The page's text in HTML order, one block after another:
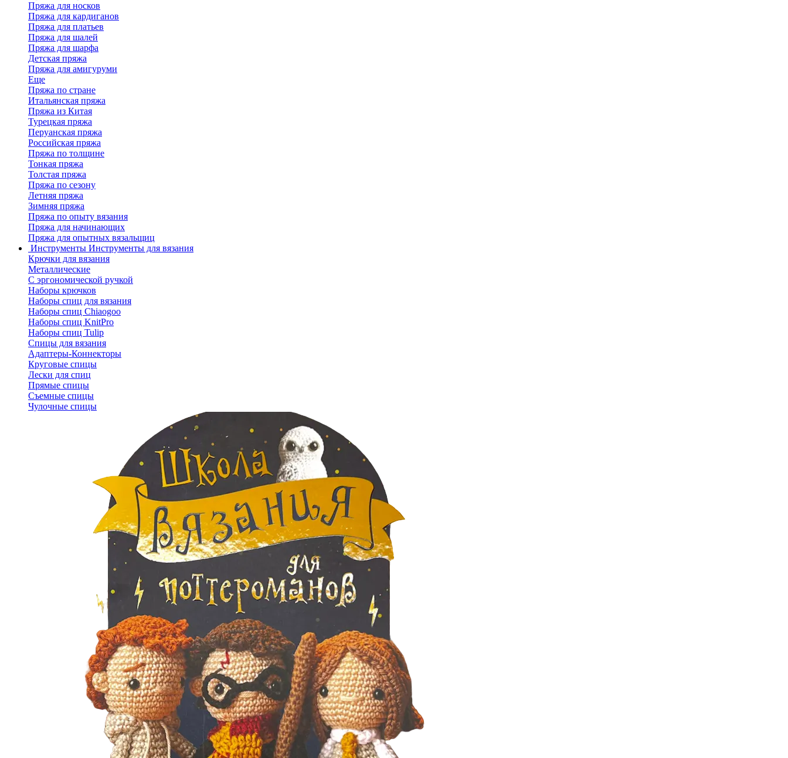
Пряжа для носков
Пряжа для кардиганов
Пряжа для платьев
Пряжа для шалей
Пряжа для шарфа
Детская пряжа
Пряжа для амигуруми
Еще
Пряжа по стране
Итальянская пряжа
Пряжа из Китая
Турецкая пряжа
Перуанская пряжа
Российская пряжа
Пряжа по толщине
Тонкая пряжа
Толстая пряжа
Пряжа по сезону
Летняя пряжа
Зимняя пряжа
Пряжа по опыту вязания
Пряжа для начинающих
Пряжа для опытных вязальщиц
Инструменты Инструменты для вязания
Крючки для вязания
Металлические
С эргономической ручкой
Наборы крючков
Наборы спиц для вязания
Наборы спиц Chiaogoo
Наборы спиц KnitPro
Наборы спиц Tulip
Спицы для вязания
Адаптеры-Коннекторы
Круговые спицы
Лески для спиц
Прямые спицы
Съемные спицы
Чулочные спицы